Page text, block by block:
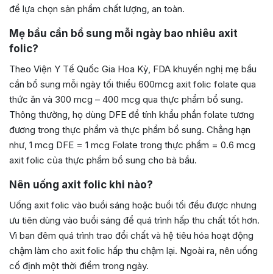
để lựa chọn sản phẩm chất lượng, an toàn.
Mẹ bầu cần bổ sung mỗi ngày bao nhiêu axit
folic?
Theo Viện Y Tế Quốc Gia Hoa Kỳ, FDA khuyến nghị mẹ bầu
cần bổ sung mỗi ngày tối thiểu 600mcg axit folic folate qua
thức ăn và 300 mcg – 400 mcg qua thực phẩm bổ sung.
Thông thường, họ dùng DFE để tính khẩu phần folate tương
đương trong thực phẩm và thực phẩm bổ sung. Chẳng hạn
như, 1 mcg DFE = 1 mcg Folate trong thực phẩm = 0.6 mcg
axit folic của thực phẩm bổ sung cho bà bầu.
Nên uống axit folic khi nào?
Uống axit folic vào buổi sáng hoặc buổi tối đều được nhưng
ưu tiên dùng vào buổi sáng để quá trình hấp thu chất tốt hơn.
Vì ban đêm quá trình trao đổi chất và hệ tiêu hóa hoạt động
chậm làm cho axit folic hấp thu chậm lại. Ngoài ra, nên uống
cố định một thời điểm trong ngày.